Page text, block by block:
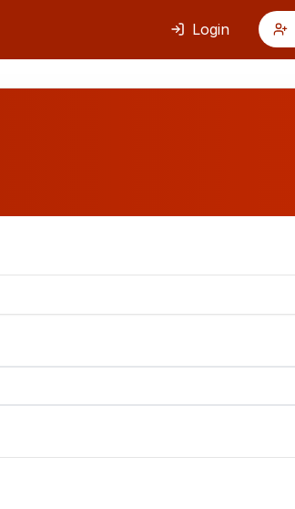
Login